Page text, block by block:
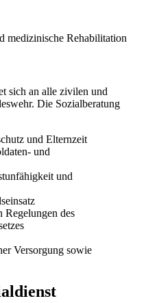
medizinische Rehabilitation
sich an alle zivilen und
Die Sozialberatung
und Elternzeit
und
und
Regelungen des
Versorgung sowie